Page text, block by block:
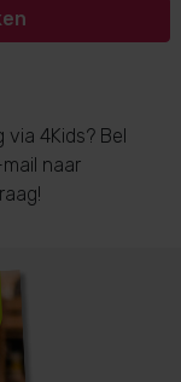
4Kids? Bel
naar